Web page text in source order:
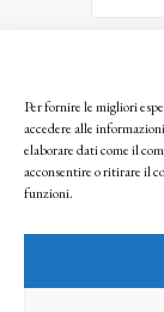
Per fornire le migliori
accedere alle
elaborare dati come il
acconsentire o ritirare il
funzioni.
Facendo clic per
seguendo la nostra
© 2025 Istituto
l’autorizzazione